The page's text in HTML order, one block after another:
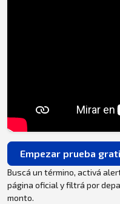
Empezar prueba
Buscá un término, activá
página oficial y filtrá por
monto.